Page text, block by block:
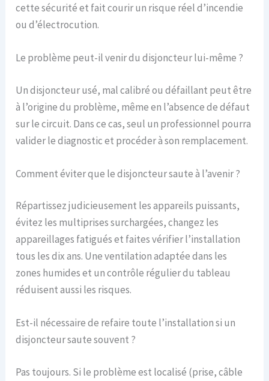
cette sécurité et fait courir un risque réel d’incendie
ou d’électrocution.
Le problème peut-il venir du disjoncteur lui-même ?
Un disjoncteur usé, mal calibré ou défaillant peut être
à l’origine du problème, même en l’absence de défaut
sur le circuit. Dans ce cas, seul un professionnel pourra
valider le diagnostic et procéder à son remplacement.
Comment éviter que le disjoncteur saute à l’avenir ?
Répartissez judicieusement les appareils puissants,
évitez les multiprises surchargées, changez les
appareillages fatigués et faites vérifier l’installation
tous les dix ans. Une ventilation adaptée dans les
zones humides et un contrôle régulier du tableau
réduisent aussi les risques.
Est-il nécessaire de refaire toute l’installation si un
disjoncteur saute souvent ?
Pas toujours. Si le problème est localisé (prise, câble